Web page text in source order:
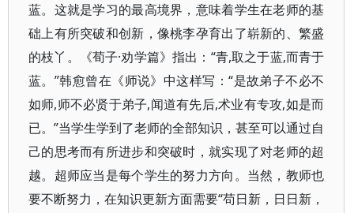
蓝。这就是学习的最高境界，意味着学生在老师的基
础上有所突破和创新，像桃李孕育出了崭新的、繁盛
的枝丫。《荀子·劝学篇》指出：“青,取之于蓝,而青于
蓝。”韩愈曾在《师说》中这样写：“是故弟子不必不
如师,师不必贤于弟子,闻道有先后,术业有专攻,如是而
已。”当学生学到了老师的全部知识，甚至可以通过自
己的思考而有所进步和突破时，就实现了对老师的超
越。超师应当是每个学生的努力方向。当然，教师也
要不断努力，在知识更新方面需要“苟日新，日日新，